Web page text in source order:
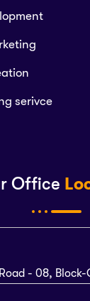
Office
- 08,
serivce